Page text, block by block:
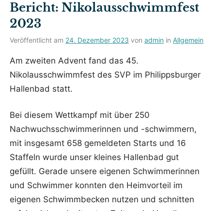
Bericht: Nikolausschwimmfest
2023
Veröffentlicht am 24. Dezember 2023 von admin in Allgemein
Am zweiten Advent fand das 45.
Nikolausschwimmfest des SVP im Philippsburger
Hallenbad statt.
Bei diesem Wettkampf mit über 250
Nachwuchsschwimmerinnen und -schwimmern,
mit insgesamt 658 gemeldeten Starts und 16
Staffeln wurde unser kleines Hallenbad gut
gefüllt. Gerade unsere eigenen Schwimmerinnen
und Schwimmer konnten den Heimvorteil im
eigenen Schwimmbecken nutzen und schnitten